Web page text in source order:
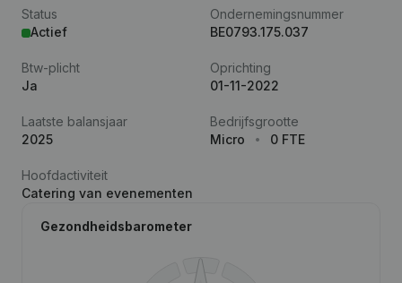
Status
Actief
Ondernemingsnummer
BE0793.175.037
Btw-plicht
Ja
Oprichting
01-11-2022
Laatste balansjaar
2025
Bedrijfsgrootte
Micro
0 FTE
Hoofdactiviteit
Catering van evenementen
Gezondheidsbarometer